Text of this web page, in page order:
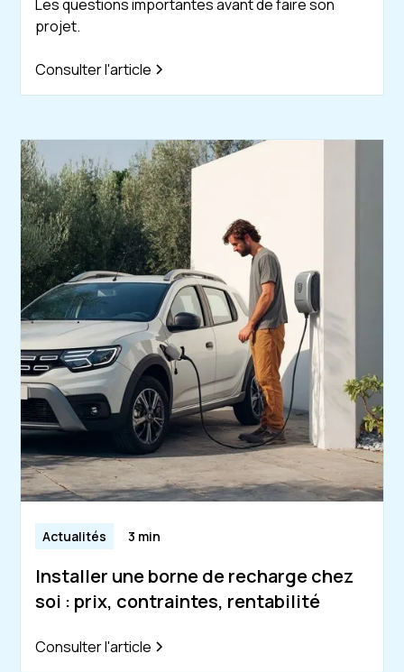
Les questions importantes avant de faire son
projet.
Consulter l'article
Actualités 3 min
Installer une borne de recharge chez
soi : prix, contraintes, rentabilité
Consulter l'article